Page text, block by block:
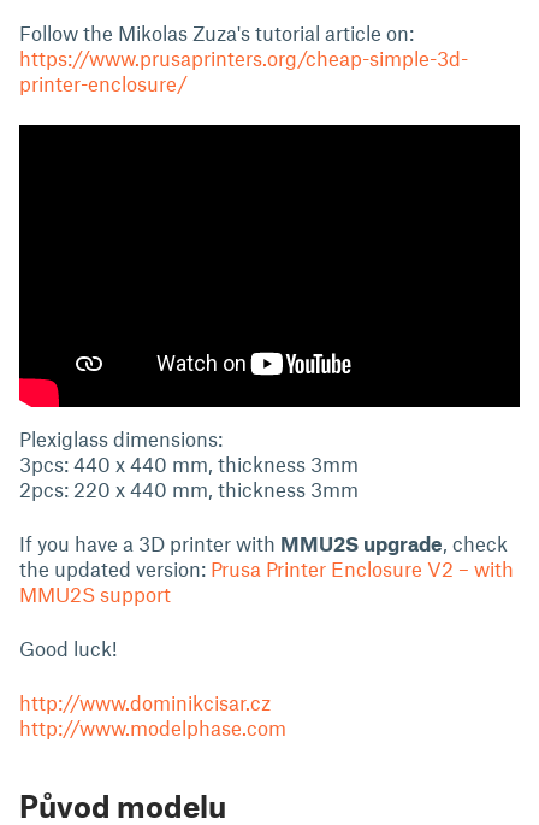
Follow the Mikolas Zuza's tutorial article on:
https://www.prusaprinters.org/cheap-simple-3d-
printer-enclosure/
Plexiglass dimensions:
3pcs: 440 x 440 mm, thickness 3mm
2pcs: 220 x 440 mm, thickness 3mm
If you have a 3D printer with MMU2S upgrade, check
the updated version: Prusa Printer Enclosure V2 – with
MMU2S support
Good luck!
http://www.dominikcisar.cz
http://www.modelphase.com
Původ modelu